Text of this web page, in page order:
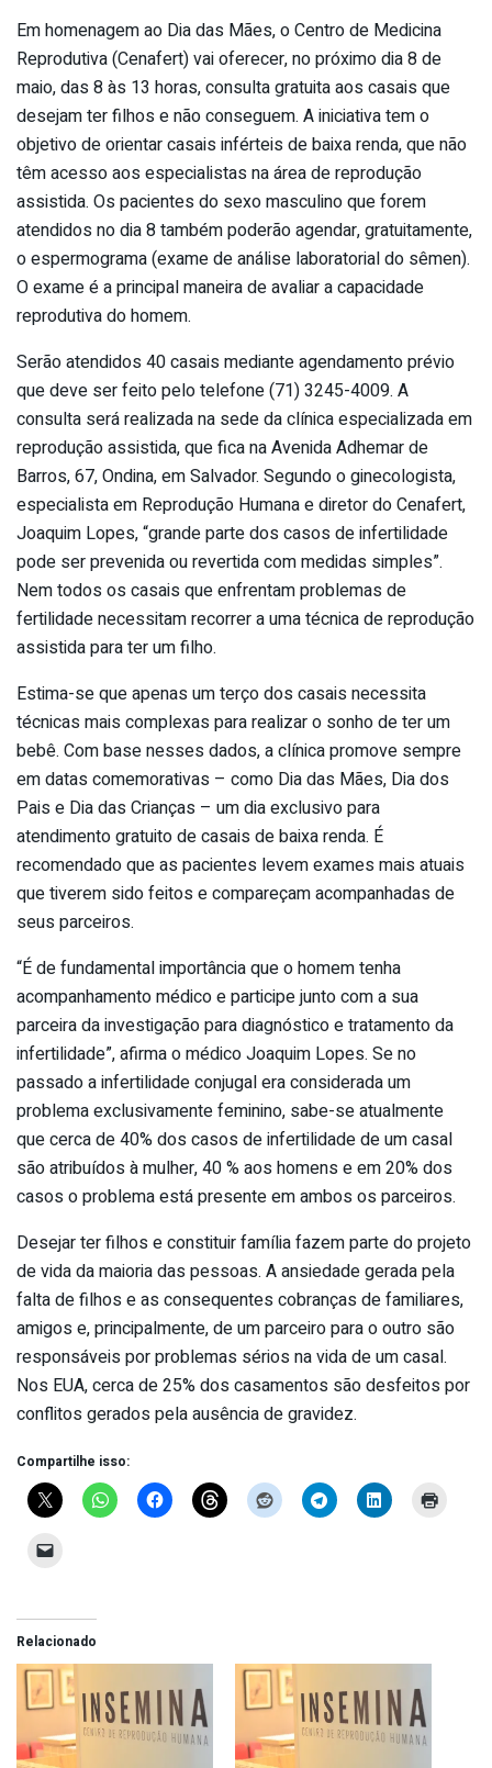
Em homenagem ao Dia das Mães, o Centro de Medicina
Reprodutiva (Cenafert) vai oferecer, no próximo dia 8 de
maio, das 8 às 13 horas, consulta gratuita aos casais que
desejam ter filhos e não conseguem. A iniciativa tem o
objetivo de orientar casais inférteis de baixa renda, que não
têm acesso aos especialistas na área de reprodução
assistida. Os pacientes do sexo masculino que forem
atendidos no dia 8 também poderão agendar, gratuitamente,
o espermograma (exame de análise laboratorial do sêmen).
O exame é a principal maneira de avaliar a capacidade
reprodutiva do homem.
Serão atendidos 40 casais mediante agendamento prévio
que deve ser feito pelo telefone (71) 3245-4009. A
consulta será realizada na sede da clínica especializada em
reprodução assistida, que fica na Avenida Adhemar de
Barros, 67, Ondina, em Salvador. Segundo o ginecologista,
especialista em Reprodução Humana e diretor do Cenafert,
Joaquim Lopes, “grande parte dos casos de infertilidade
pode ser prevenida ou revertida com medidas simples”.
Nem todos os casais que enfrentam problemas de
fertilidade necessitam recorrer a uma técnica de reprodução
assistida para ter um filho.
Estima-se que apenas um terço dos casais necessita
técnicas mais complexas para realizar o sonho de ter um
bebê. Com base nesses dados, a clínica promove sempre
em datas comemorativas – como Dia das Mães, Dia dos
Pais e Dia das Crianças – um dia exclusivo para
atendimento gratuito de casais de baixa renda. É
recomendado que as pacientes levem exames mais atuais
que tiverem sido feitos e compareçam acompanhadas de
seus parceiros.
“É de fundamental importância que o homem tenha
acompanhamento médico e participe junto com a sua
parceira da investigação para diagnóstico e tratamento da
infertilidade”, afirma o médico Joaquim Lopes. Se no
passado a infertilidade conjugal era considerada um
problema exclusivamente feminino, sabe-se atualmente
que cerca de 40% dos casos de infertilidade de um casal
são atribuídos à mulher, 40 % aos homens e em 20% dos
casos o problema está presente em ambos os parceiros.
Desejar ter filhos e constituir família fazem parte do projeto
de vida da maioria das pessoas. A ansiedade gerada pela
falta de filhos e as consequentes cobranças de familiares,
amigos e, principalmente, de um parceiro para o outro são
responsáveis por problemas sérios na vida de um casal.
Nos EUA, cerca de 25% dos casamentos são desfeitos por
conflitos gerados pela ausência de gravidez.
Compartilhe isso:
Relacionado